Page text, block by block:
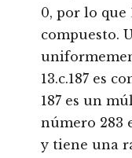
0, por lo que
compuesto.
13.c.187 es
187 es un
número 283
y tiene una